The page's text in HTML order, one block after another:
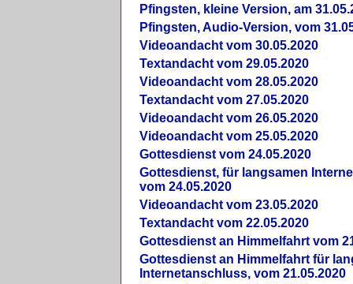
Pfingsten, kleine Version, am
Pfingsten, Audio-Version, vom
Videoandacht vom 30.05.2020
Textandacht vom 29.05.2020
Videoandacht vom 28.05.2020
Textandacht vom 27.05.2020
Videoandacht vom 26.05.2020
Videoandacht vom 25.05.2020
Gottesdienst vom 24.05.2020
Gottesdienst, für langsamen
vom 24.05.2020
Videoandacht vom 23.05.2020
Textandacht vom 22.05.2020
Gottesdienst an Himmelfahrt vom
Gottesdienst an Himmelfahrt für
Internetanschluss, vom 21.05.2020